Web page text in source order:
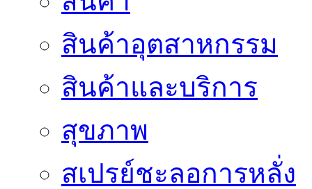
สินค้าอุตสาหกรรม
สินค้าและบริการ
สุขภาพ
สเปรย์ชะลอการหลั่ง